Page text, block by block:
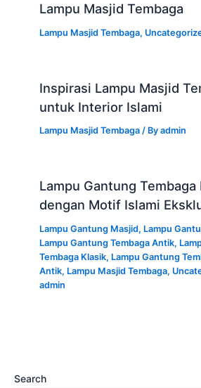
Lampu Masjid Tembaga
Lampu Masjid Tembaga,
Inspirasi Lampu Masjid
untuk Interior Islami
Lampu Masjid Tembaga / Byadmin
Lampu Gantung Tembaga
dengan Motif Islami
Lampu Gantung Masjid, Lampu
Lampu Gantung Tembaga Antik,
Tembaga Klasik, Lampu Gantung
Antik, Lampu Masjid Tembaga,
admin
Search